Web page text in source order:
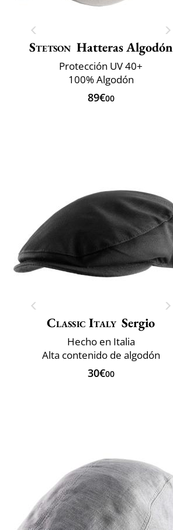
Stetson Hatteras Algodón
Protección UV 40+
100% Algodón
89€00
Classic Italy Sergio
Hecho en Italia
Alta contenido de algodón
30€00